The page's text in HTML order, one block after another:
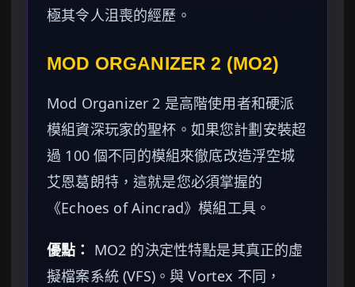
極其令人沮喪的經歷。
MOD ORGANIZER 2 (MO2)
Mod Organizer 2 是高階使用者和硬派
模組資深玩家的聖杯。如果您計劃安裝超
過 100 個不同的模組來徹底改造浮空城
艾恩葛朗特，這就是您必須掌握的
《Echoes of Aincrad》模組工具。
優點： MO2 的決定性特點是其真正的虛
擬檔案系統 (VFS)。與 Vortex 不同，